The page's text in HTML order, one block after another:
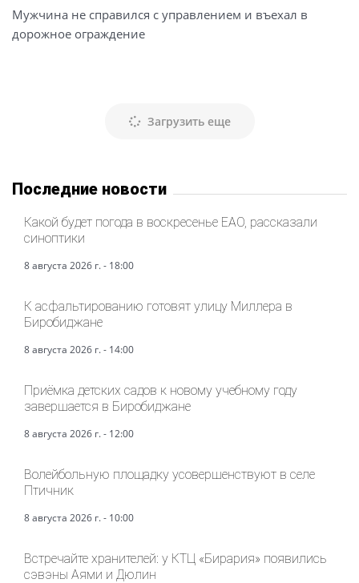
Мужчина не справился с управлением и въехал в
дорожное ограждение
Загрузить еще
Последние новости
Какой будет погода в воскресенье ЕАО, рассказали
синоптики
8 августа 2026 г. - 18:00
К асфальтированию готовят улицу Миллера в
Биробиджане
8 августа 2026 г. - 14:00
Приёмка детских садов к новому учебному году
завершается в Биробиджане
8 августа 2026 г. - 12:00
Волейбольную площадку усовершенствуют в селе
Птичник
8 августа 2026 г. - 10:00
Встречайте хранителей: у КТЦ «Бирария» появились
сэвэны Аями и Дюлин